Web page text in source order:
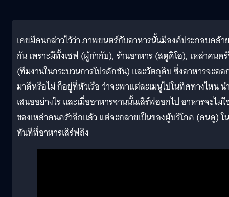
เคยมีคนกล่าวไว้ว่า ภาพยนตร์กับอาหารนั้นมีองค์ประกอบคล้า
กัน เพราะมีทั้งเชฟ (ผู้กำกับ), ร้านอาหาร (สตูดิโอ), เหล่าคนค
(ทีมงานในกระบวนการโปรดักชัน) และวัตถุดิบ ซึ่งอาหารจะออ
มาดีหรือไม่ ก็อยู่ที่หัวเรือ ว่าจะพาแต่ละเมนูไปในทิศทางไหน น
เสนออย่างไร และเมื่ออาหารจานนั้นเสิร์ฟออกไป อาหารจะไม่
ของเหล่าคนครัวอีกแล้ว แต่จะกลายเป็นของผู้บริโภค (คนดู) ใน
ทันทีที่อาหารเสิร์ฟถึง